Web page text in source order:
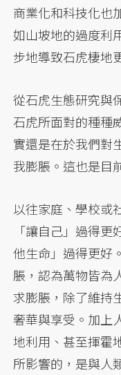
商業化和科技化
如山坡地的過度利
步地導致石虎棲地
從石虎生態研究與
石虎所面對的種種
實還是在於我們對
我膨脹。這也是目
以往家庭、學校或
「讓自己」過得
他生命」過得更好
脹，認為萬物皆為
求膨脹，除了維持
奢華與享受。加上
地利用、甚至揮霍
所影響的，是與人